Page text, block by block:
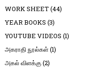
WORK SHEET(44)
YEAR BOOKS (3)
YOUTUBE VIDEOS (1)
அகராதி நூல்கள்(1)
அகல் விளக்கு(2)